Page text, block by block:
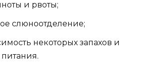
и рвоты;
слюноотделение;
некоторых запахов и